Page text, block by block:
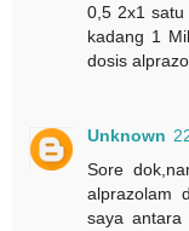
0,5 2x1 satu
kadang 1
dosis
Unknown
Sore
alprazolam
saya antara